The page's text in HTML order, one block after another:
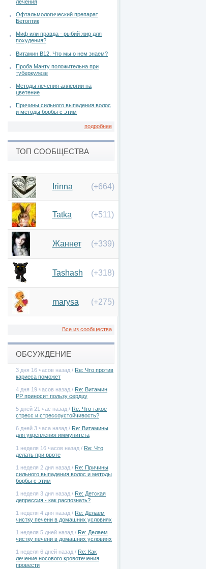
лечения
Офтальмологический препарат
Бетоптик
Миф или правда - рыбий жир для
похудения?
Витамин В12. Что мы о нем знаем?
Проба Манту положительна при
туберкулезе
Методы лечения аллергии на
цветение
Причины сильного выпадения волос
и методы борбы с этим
подробнее
ТОП СООБЩЕСТВА
Irinna (+664)
Tatka (+511)
Жаннет (+339)
Tashash (+318)
marysa (+275)
Все из сообщества
ОБСУЖДЕНИЕ
3 дня 16 часов назад / Re: Что против
кариеса поможет
4 дня 19 часов назад / Re: Витамин
РР приносит пользу сердцу
5 дней 21 час назад / Re: Что такое
стресс и стрессоустойчивость?
6 дней 3 часа назад / Re: Витамины
для укрепления иммунитета
1 неделя 16 часов назад / Re: Что
делать при рвоте
1 неделя 2 дня назад / Re: Причины
сильного выпадения волос и методы
борбы с этим
1 неделя 3 дня назад / Re: Детская
депрессия - как распознать?
1 неделя 4 дня назад / Re: Делаем
чистку печени в домашних условиях
1 неделя 5 дней назад / Re: Делаем
чистку печени в домашних условиях
1 неделя 6 дней назад / Re: Как
лечение носового кровотечения
провести